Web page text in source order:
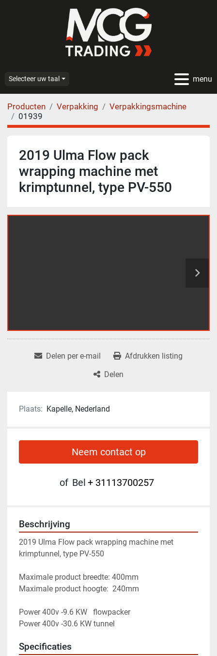
menu
Selecteer uw taal
Producten Verpakking
Verpakkingsmachine
01939
2019 Ulma Flow pack
wrapping machine met
krimptunnel, type PV-550
Delen per e-mail
Afdrukken listing
Delen
Plaats: Kapelle, Nederland
Neem contact op
of Bel + 31113700257
Beschrijving
2019 Ulma Flow pack wrapping machine met
krimptunnel, type PV-550
Maximale product breedte: 400mm
Maximale product hoogte:  240mm
Power 400v -9.6 KW   flowpacker
Power 400v -30.6 KW tunnel
Specificaties